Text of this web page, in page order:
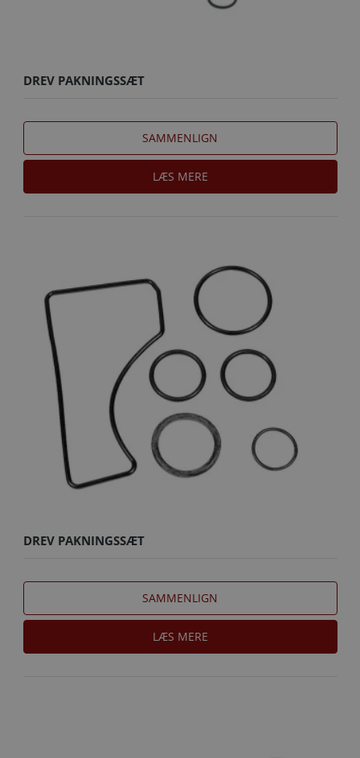
DREV PAKNINGSSÆT
SAMMENLIGN
LÆS MERE
DREV PAKNINGSSÆT
SAMMENLIGN
LÆS MERE